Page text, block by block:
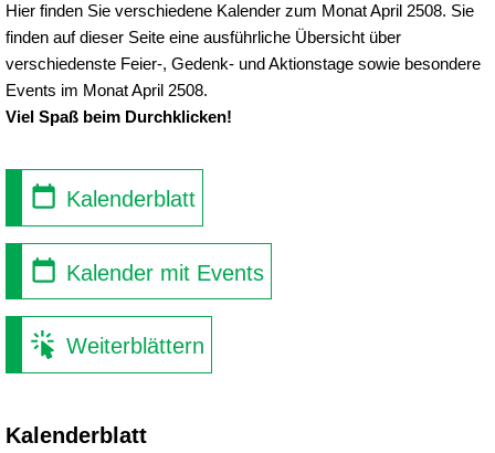
Hier finden Sie verschiedene Kalender zum Monat April 2508. Sie
finden auf dieser Seite eine ausführliche Übersicht über
verschiedenste Feier-, Gedenk- und Aktionstage sowie besondere
Events im Monat April 2508.
Viel Spaß beim Durchklicken!
Kalenderblatt
Kalender mit Events
Weiterblättern
Kalenderblatt